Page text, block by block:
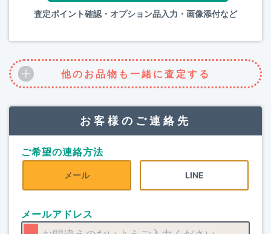
査定ポイント確認・オプション品入力・画像添付など
他のお品物も一緒に査定する
お客様のご連絡先
ご希望の連絡方法
メール LINE
メールアドレス